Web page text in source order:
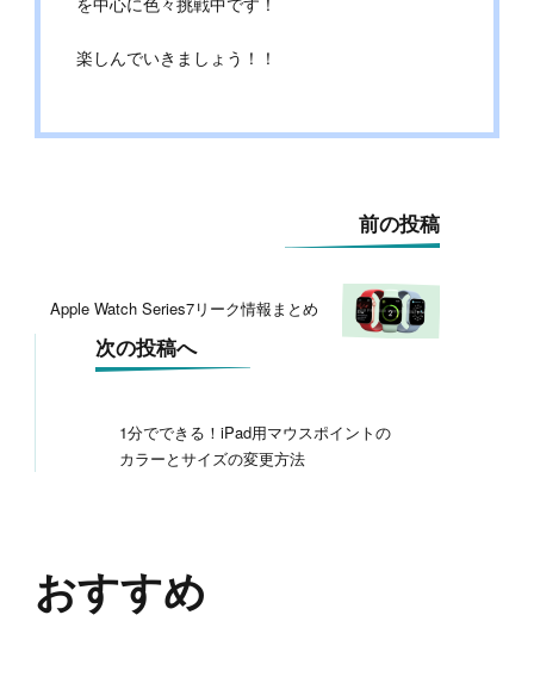
楽しんでいきましょう！！
ゲ
前の投稿
Apple Watch Series7リーク情報まとめ
次の投稿へ
1分でできる！iPad用マウスポイントの
カラーとサイズの変更方法
おすすめ